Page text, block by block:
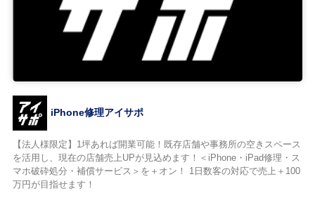
iPhone修理アイサポ
【法人様限定】1坪あれば開業可能！既存店舗や事務所の空きスペース
を活用し、現在の店舗売上UPが見込めます！＜iPhone・iPad修理・ス
マホ破砕処分・補償サービス＞を＋オン！ 1日数客の対応で売上＋100
万円が目指せます！